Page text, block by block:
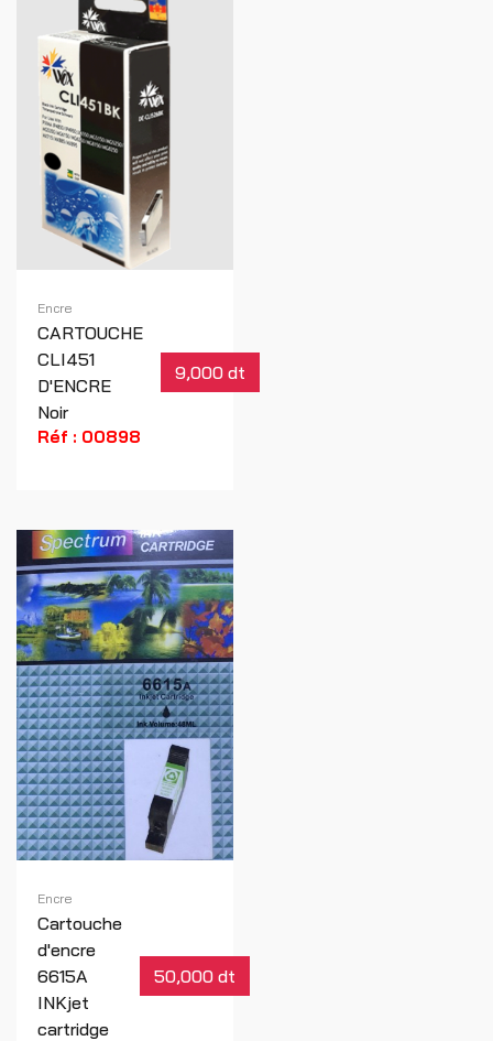
Encre
CARTOUCHE
CLI451
D'ENCRE
Noir
9,000 dt
Réf : 00898
Encre
Cartouche
d'encre
6615A
INKjet
cartridge
50,000 dt